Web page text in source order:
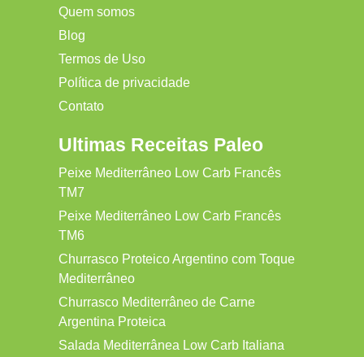
Quem somos
Blog
Termos de Uso
Política de privacidade
Contato
Ultimas Receitas Paleo
Peixe Mediterrâneo Low Carb Francês
TM7
Peixe Mediterrâneo Low Carb Francês
TM6
Churrasco Proteico Argentino com Toque
Mediterrâneo
Churrasco Mediterrâneo de Carne
Argentina Proteica
Salada Mediterrânea Low Carb Italiana